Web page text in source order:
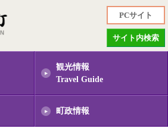
PCサイト
サイト内検索
観光情報
Travel Guide
町政情報